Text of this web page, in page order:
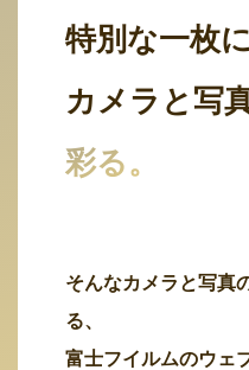
特別な一枚
カメラと写
彩る。
そんなカメラと写真
る、
富士フイルムのウェ